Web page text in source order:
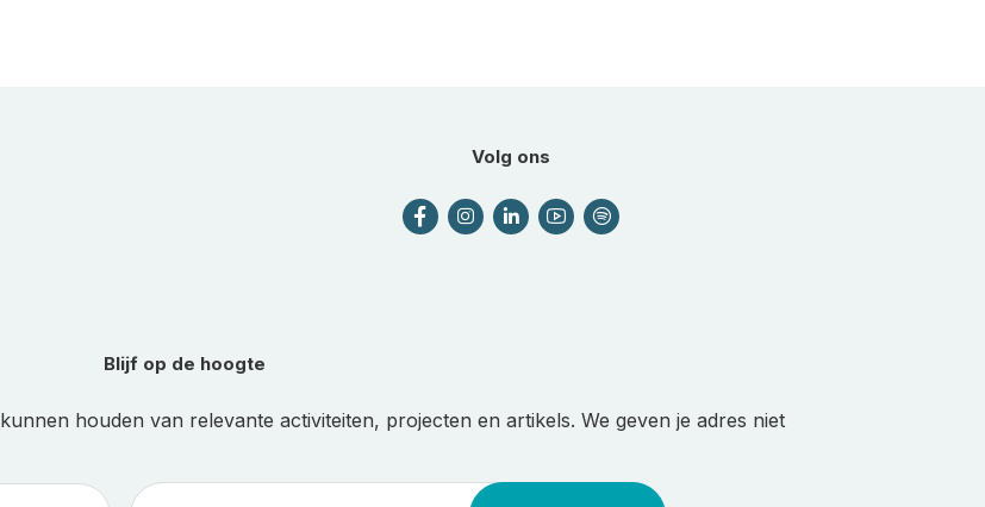
Volg ons
Blijf op de hoogte
houden van relevante activiteiten, projecten en artikels. We geven je adres niet